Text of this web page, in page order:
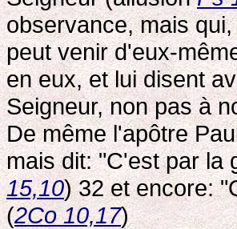
observance, mais
peut venir d'eux-
en eux, et lui disent
Seigneur, non pas à
De même l'apôtre
mais dit: "C'est par la
15,10) 32 et encore:
(2Co 10,17)